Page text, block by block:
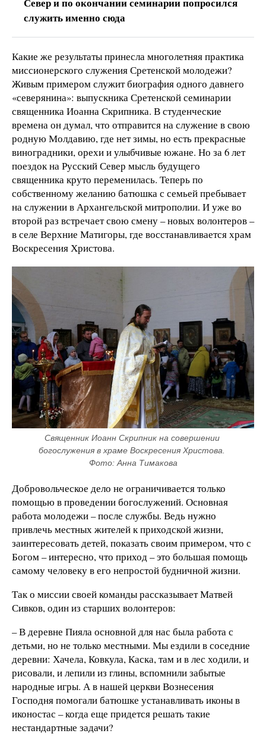
служить именно сюда
Какие же результаты принесла многолетняя практика
миссионерского служения Сретенской молодежи?
Живым примером служит биография одного давнего
«северянина»: выпускника Сретенской семинарии
священника Иоанна Скрипника. В студенческие
времена он думал, что отправится на служение в свою
родную Молдавию, где нет зимы, но есть прекрасные
виноградники, орехи и улыбчивые южане. Но за 6 лет
поездок на Русский Север мысль будущего
священника круто переменилась. Теперь по
собственному желанию батюшка с семьей пребывает
на служении в Архангельской митрополии. И уже во
второй раз встречает свою смену – новых волонтеров –
в селе Верхние Матигоры, где восстанавливается храм
Воскресения Христова.
Священник Иоанн Скрипник на совершении
богослужения в храме Воскресения Христова.
Фото: Анна Тимакова
Добровольческое дело не ограничивается только
помощью в проведении богослужений. Основная
работа молодежи – после службы. Ведь нужно
привлечь местных жителей к приходской жизни,
заинтересовать детей, показать своим примером, что с
Богом – интересно, что приход – это большая помощь
самому человеку в его непростой будничной жизни.
Так о миссии своей команды рассказывает Матвей
Сивков, один из старших волонтеров:
– В деревне Пияла основной для нас была работа с
детьми, но не только местными. Мы ездили в соседние
деревни: Хачела, Ковкула, Каска, там и в лес ходили, и
рисовали, и лепили из глины, вспомнили забытые
народные игры. А в нашей церкви Вознесения
Господня помогали батюшке устанавливать иконы в
иконостас – когда еще придется решать такие
нестандартные задачи?